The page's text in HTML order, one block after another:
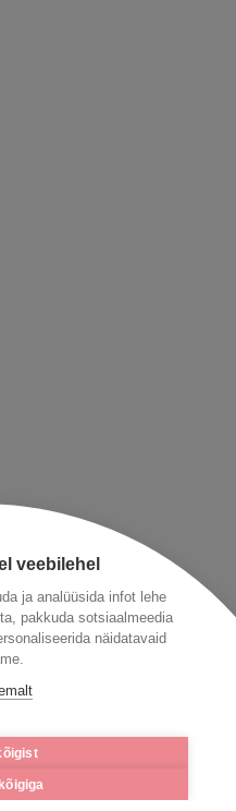
Forum,
veebilehel
ja analüüsida infot lehe
pakkuda sotsiaalmeedia
näidatavaid